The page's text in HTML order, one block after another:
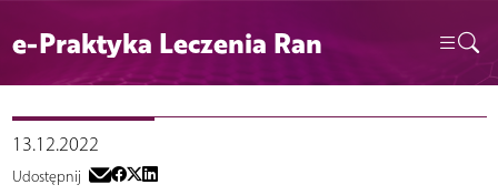
e-Praktyka Leczenia Ran
13.12.2022
Udostępnij